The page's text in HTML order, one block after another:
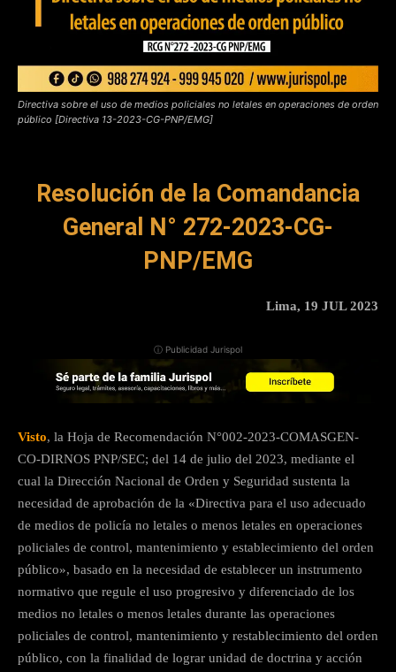
Directiva sobre el uso de medios policiales no letales en operaciones de orden
público [Directiva 13-2023-CG-PNP/EMG]
Resolución de la Comandancia
General N° 272-2023-CG-
PNP/EMG
Lima, 19 JUL 2023
ⓘ Publicidad Jurispol
Visto, la Hoja de Recomendación N°002-2023-COMASGEN-
CO-DIRNOS PNP/SEC; del 14 de julio del 2023, mediante el
cual la Dirección Nacional de Orden y Seguridad sustenta la
necesidad de aprobación de la «Directiva para el uso adecuado
de medios de policía no letales o menos letales en operaciones
policiales de control, mantenimiento y establecimiento del orden
público», basado en la necesidad de establecer un instrumento
normativo que regule el uso progresivo y diferenciado de los
medios no letales o menos letales durante las operaciones
policiales de control, mantenimiento y restablecimiento del orden
público, con la finalidad de lograr unidad de doctrina y acción